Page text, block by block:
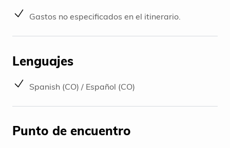
Gastos no especificados en el itinerario.
Lenguajes
Spanish (CO) / Español (CO)
Punto de encuentro